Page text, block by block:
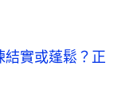
實或蓬鬆？正